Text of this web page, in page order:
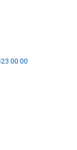
00 00